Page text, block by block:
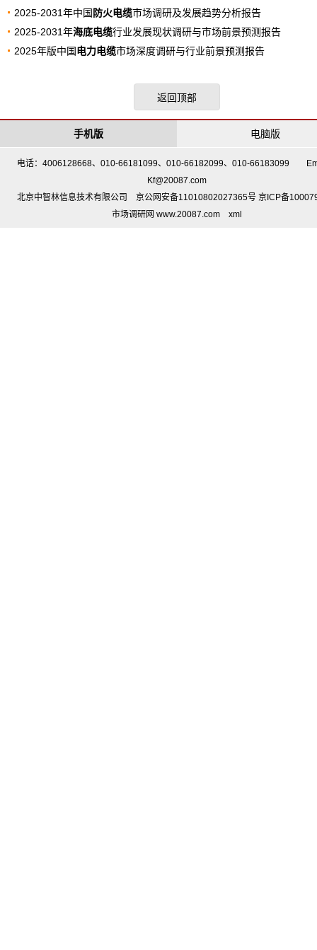
2025-2031年中国 防火电缆市场调研及发展趋势分析报告
2025-2031年海底电缆行业发展现状调研与市场前景预测报告
2025年版中国电力电缆市场深度调研与行业前景预测报告
返回顶部
电脑版
手机版
电话：4006128668、010-66181099、010-66182099、010-66183099
Kf@20087.com
北京中智林信息技术有限公司 京公网安备11010802027365号 京ICP备
市场调研网 www.20087.com
xml